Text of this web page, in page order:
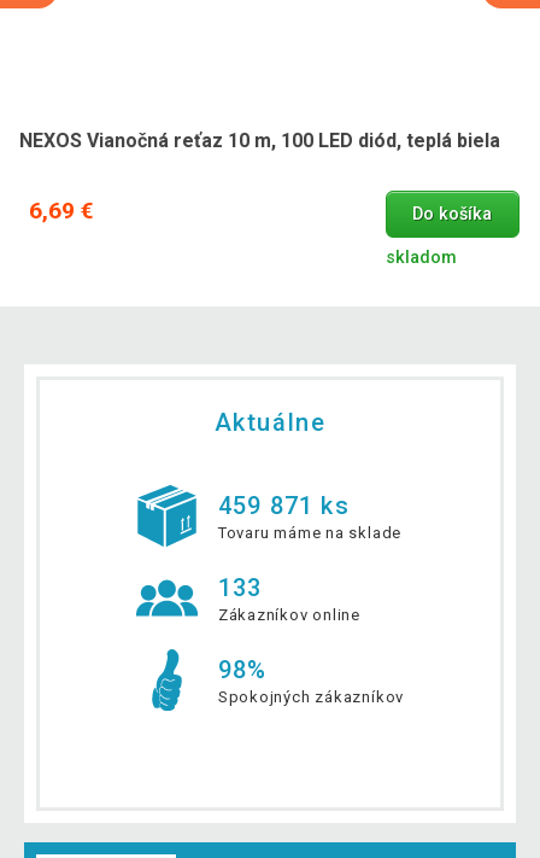
NEXOS Vianočná reťaz 10 m, 100 LED diód, teplá biela
6,69 € Do košíka
skladom
Aktuálne
459 871 ks
Tovaru máme na sklade
133
Zákazníkov online
98%
Spokojných zákazníkov